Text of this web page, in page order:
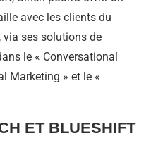
avec les clients du
via ses solutions de
le « Conversational
Marketing » et le «
ET BLUESHIFT